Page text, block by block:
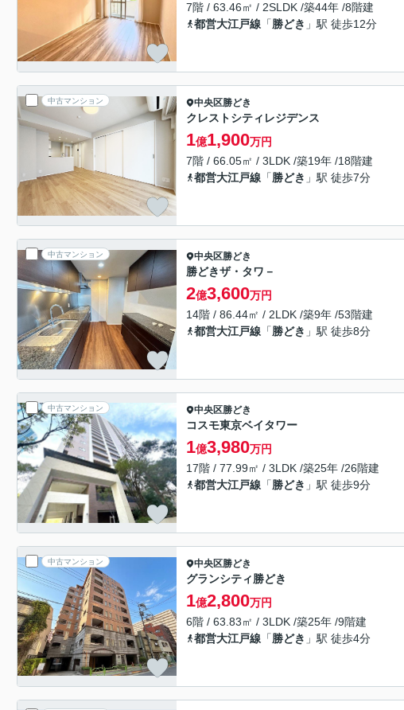
7階 / 63.46㎡ / 2SLDK /築44年 /8階建
都営大江戸線 「勝どき 」駅 徒歩12分
中古マンション 中央区勝どき
クレストシティレジデンス
1億1,900万円
7階 / 66.05㎡ / 3LDK /築19年 /18階建
都営大江戸線 「勝どき 」駅 徒歩7分
中古マンション 中央区勝どき
勝どきザ・タワ－
2億3,600万円
14階 / 86.44㎡ / 2LDK /築9年 /53階建
都営大江戸線 「勝どき 」駅 徒歩8分
中古マンション 中央区勝どき
コスモ東京ベイタワー
1億3,980万円
17階 / 77.99㎡ / 3LDK /築25年 /26階建
都営大江戸線 「勝どき 」駅 徒歩9分
中古マンション 中央区勝どき
グランシティ勝どき
1億2,800万円
6階 / 63.83㎡ / 3LDK /築25年 /9階建
都営大江戸線 「勝どき 」駅 徒歩4分